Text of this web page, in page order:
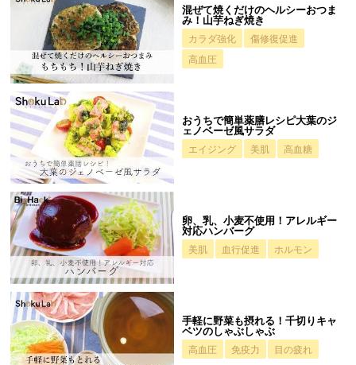
混ぜて焼くだけのヘルシーおつま
み！山芋ねぎ焼き
カラダ強化
傷修復促進
高血圧
おうちで簡単薬膳レシピ大葉のジ
ェノベーゼ風サラダ
エイジング 美肌 高血糖
卵、乳、小麦不使用！アレルギー
対応ハンバーグ
美肌 血行促進 ホルモン
手軽に野菜も摂れる！千切りキャ
ベツのしゃぶしゃぶ
高血圧 免疫力 目の疲れ